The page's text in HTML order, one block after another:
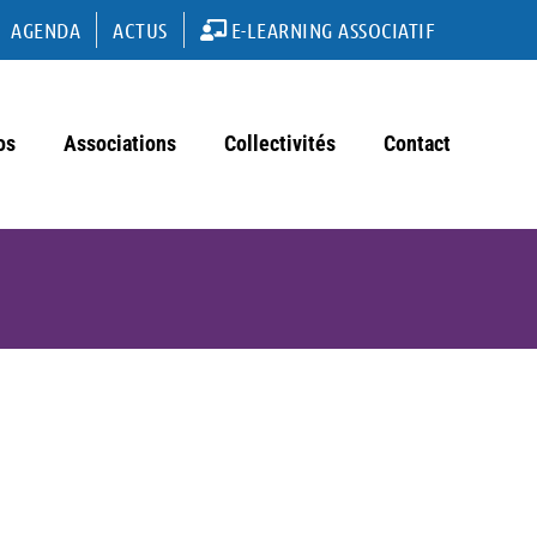
AGENDA ACTUS E-LEARNING ASSOCIATIF
Associations Collectivités Contact